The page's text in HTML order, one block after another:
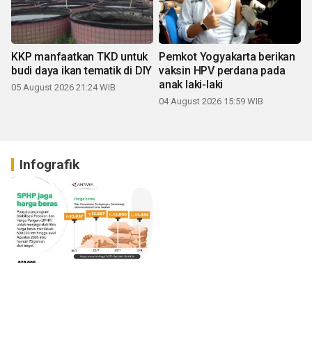
KKP manfaatkan TKD untuk
budi daya ikan tematik di DIY
05 August 2026 21:24 WIB
Pemkot Yogyakarta berikan
vaksin HPV perdana pada
anak laki-laki
04 August 2026 15:59 WIB
Infografik